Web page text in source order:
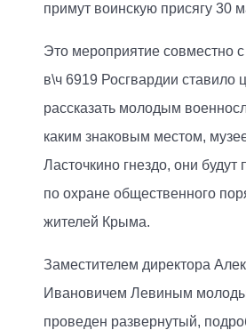
примут воинскую присягу 30
Это мероприятие совместно
в\ч 6919 Росгвардии ставило
рассказать молодым
каким знаковым местом,
Ласточкино гнездо, они будут
по охране общественного
жителей Крыма.
Заместителем директора
Ивановичем Левиным
проведен развернутый,